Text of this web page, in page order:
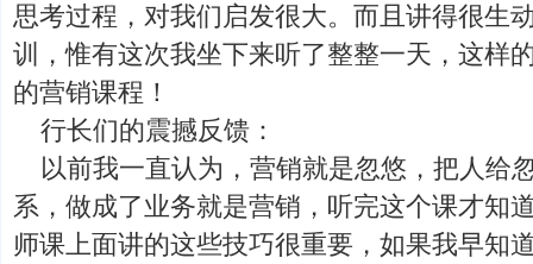
思考过程，对我们启发很大。而且讲得很生
训，惟有这次我坐下来听了整整一天，这样
的营销课程！
行长们的震撼反馈：
以前我一直认为，营销就是忽悠，把人给
系，做成了业务就是营销，听完这个课才知
师课上面讲的这些技巧很重要，如果我早知